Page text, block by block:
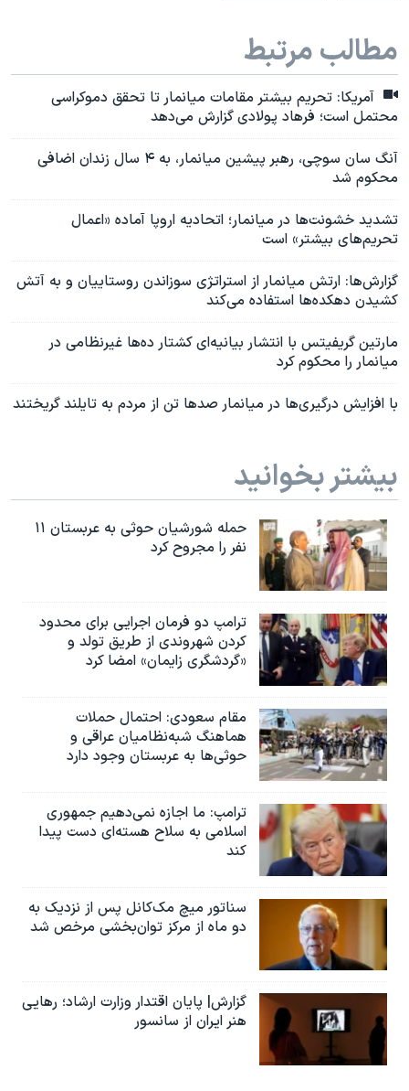
مطالب مرتبط
آمریکا: تحریم بیشتر مقامات میانمار تا تحقق دموکراسی
محتمل است؛ فرهاد پولادی گزارش می‌دهد
آنگ سان سوچی، رهبر پیشین میانمار، به ۴ سال زندان اضافی
محکوم شد
تشدید خشونت‌ها در میانمار؛ اتحادیه اروپا آماده «اعمال
تحریم‌های بیشتر» است
گزارش‌ها: ارتش میانمار از استراتژی سوزاندن روستاییان و به آتش
کشیدن دهکده‌ها استفاده می‌کند
مارتین گریفیتس با انتشار بیانیه‌ای کشتار ده‌ها غیرنظامی در
میانمار را محکوم کرد
با افزایش درگیری‌ها در میانمار صدها تن از مردم به تایلند گریختند
بیشتر بخوانید
حمله شورشیان حوثی به عربستان ۱۱
نفر را مجروح کرد
ترامپ دو فرمان اجرایی برای محدود
کردن شهروندی از طریق تولد و
«گردشگری زایمان» امضا کرد
مقام سعودی: احتمال حملات
هماهنگ شبه‌نظامیان عراقی و
حوثی‌ها به عربستان وجود دارد
ترامپ: ما اجازه نمی‌دهیم جمهوری
اسلامی به سلاح هسته‌ای دست پیدا
کند
سناتور میچ مک‌کانل پس از نزدیک به
دو ماه از مرکز توان‌بخشی مرخص شد
گزارش| پایان اقتدار وزارت ارشاد؛ رهایی
هنر ایران از سانسور